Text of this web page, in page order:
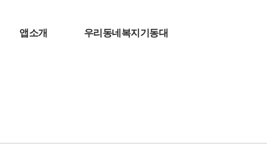
앱소개 우리동네복지기동대